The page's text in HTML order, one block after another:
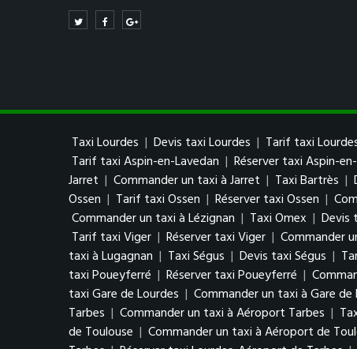
Taxi Lourdes | Devis taxi Lourdes | Tarif taxi
Tarif taxi Aspin-en-Lavedan | Réserver taxi Aspin-
Jarret | Commander un taxi à Jarret | Taxi Bartrès |
Ossen | Tarif taxi Ossen | Réserver taxi Ossen |
Commander un taxi à Lézignan | Taxi Omex | Devis
Tarif taxi Viger | Réserver taxi Viger | Commander
taxi à Lugagnan | Taxi Ségus | Devis taxi Ségus |
taxi Poueyferré | Réserver taxi Poueyferré |
taxi Gare de Lourdes | Commander un taxi à Gare de
Tarbes | Commander un taxi à Aéroport Tarbes |
de Toulouse | Commander un taxi à Aéroport de